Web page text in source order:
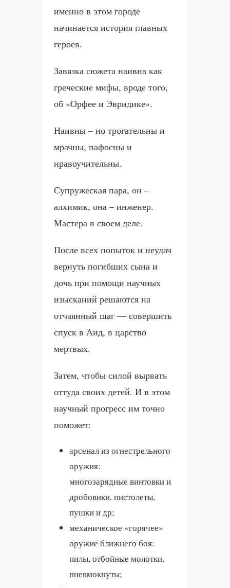
именно в этом городе
начинается история главных
героев.
Завязка сюжета наивна как
греческие мифы, вроде того,
об «Орфее и Эвридике».
Наивны – но трогательны и
мрачны, пафосны и
нравоучительны.
Супружеская пара, он –
алхимик, она – инженер.
Мастера в своем деле.
После всех попыток и неудач
вернуть погибших сына и
дочь при помощи научных
изысканий решаются на
отчаянный шаг — совершить
спуск в Аид, в царство
мертвых.
Затем, чтобы силой вырвать
оттуда своих детей. И в этом
научный прогресс им точно
поможет:
арсенал из огнестрельного
оружия:
многозарядные винтовки и
дробовики, пистолеты,
пушки и др;
механическое «горячее»
оружие ближнего боя:
пилы, отбойные молотки,
пневмокнуты;